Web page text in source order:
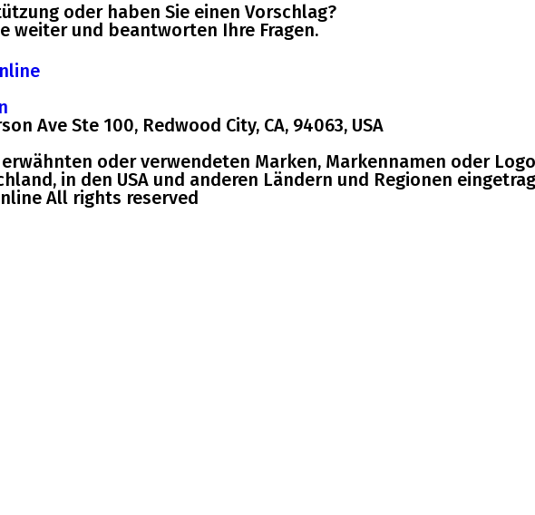
oder haben Sie einen Vorschlag?
weiter und beantworten Ihre Fragen.
Ave Ste 100, Redwood City, CA, 94063, USA
oder verwendeten Marken, Markennamen oder
in den USA und anderen Ländern und Regionen
All rights reserved